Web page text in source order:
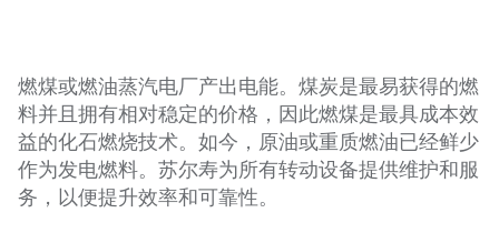
燃煤或燃油蒸汽电厂产出电能。煤炭是最易获得的燃
料并且拥有相对稳定的价格，因此燃煤是最具成本效
益的化石燃烧技术。如今，原油或重质燃油已经鲜少
作为发电燃料。苏尔寿为所有转动设备提供维护和服
务，以便提升效率和可靠性。